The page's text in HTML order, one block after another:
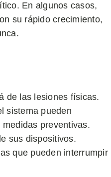
En algunos casos,
su rápido crecimiento,
de las lesiones físicas.
sistema pueden
preventivas.
sus dispositivos.
que pueden interrumpir